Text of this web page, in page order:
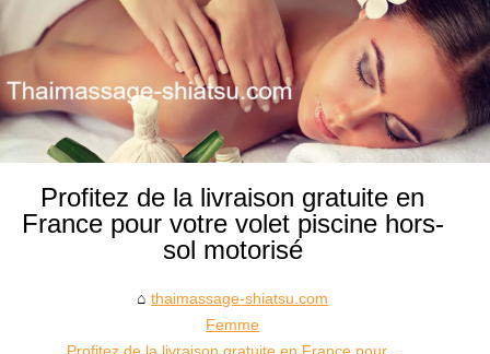
Profitez de la livraison gratuite en
France pour votre volet piscine hors-
sol motorisé
thaimassage-shiatsu.com
Femme